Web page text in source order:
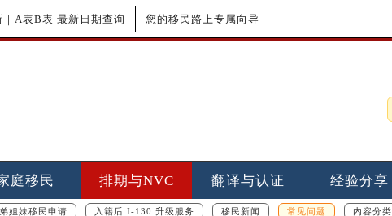
A表B表 最新日期查询 您的移民路上专属向导
庭移民 排期与NVC 翻译与认证 经验分享
姐妹移民申请 入籍后 I-130 升级服务 移民新闻 常见问题 内容分类